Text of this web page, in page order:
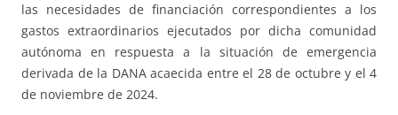
las necesidades de financiación correspondientes a los
gastos extraordinarios ejecutados por dicha comunidad
autónoma en respuesta a la situación de emergencia
derivada de la DANA acaecida entre el 28 de octubre y el 4
de noviembre de 2024.